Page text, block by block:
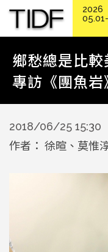
鄉愁總是比
專訪《團魚
2018/06/25 15:30
作者 徐暄、莫惟
2026